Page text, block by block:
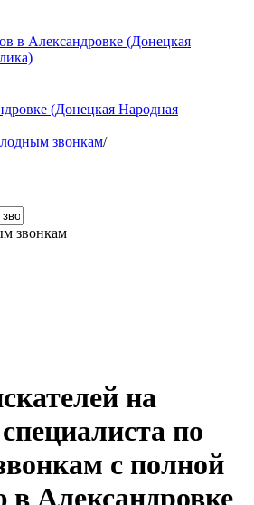
в Александровке (Донецкая
(Донецкая Народная
звонкам/
звонкам
на
по
с полной
в Александровке